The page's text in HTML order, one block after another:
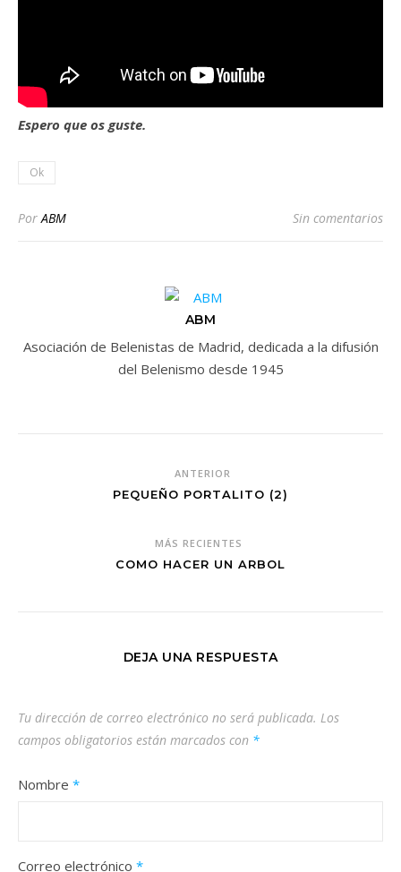
Espero que os guste.
Ok
PorABM Sin comentarios
ABM
Asociación de Belenistas de Madrid, dedicada a la difusión
del Belenismo desde 1945
ANTERIOR
PEQUEÑO PORTALITO (2)
MÁS RECIENTES
COMO HACER UN ARBOL
DEJA UNA RESPUESTA
Tu dirección de correo electrónico no será publicada. Los
campos obligatorios están marcados con *
Nombre *
Correo electrónico *